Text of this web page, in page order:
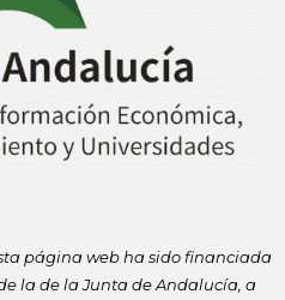
página web ha sido financiada
la de la Junta de Andalucía, a